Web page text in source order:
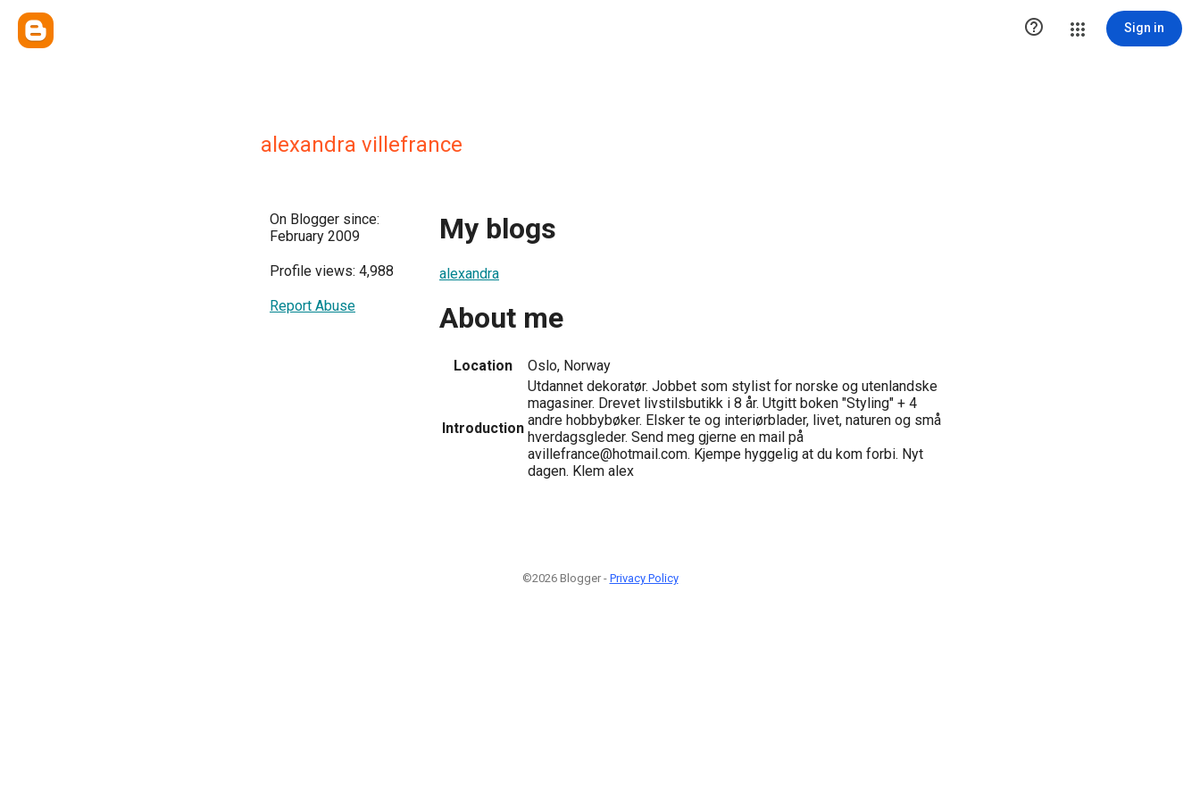
 Sign in
alexandra villefrance
On Blogger since:
February 2009
Profile views: 4,988
Report Abuse
My blogs
alexandra
About me
Location Oslo, Norway
Introduction
Utdannet dekoratør. Jobbet som stylist for norske og utenlandske
magasiner. Drevet livstilsbutikk i 8 år. Utgitt boken "Styling" + 4
andre hobbybøker. Elsker te og interiørblader, livet, naturen og små
hverdagsgleder. Send meg gjerne en mail på
avillefrance@hotmail.com. Kjempe hyggelig at du kom forbi. Nyt
dagen. Klem alex
©2026 Blogger - Privacy Policy